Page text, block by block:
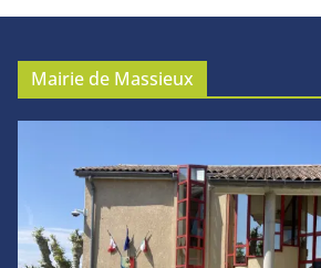
Mairie de Massieux